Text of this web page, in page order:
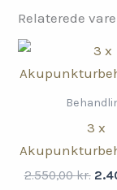
Relaterede
3 x
2.550,00kr. Den